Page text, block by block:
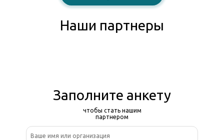
Наши партнеры
Заполните анкету
чтобы стать нашим
партнером